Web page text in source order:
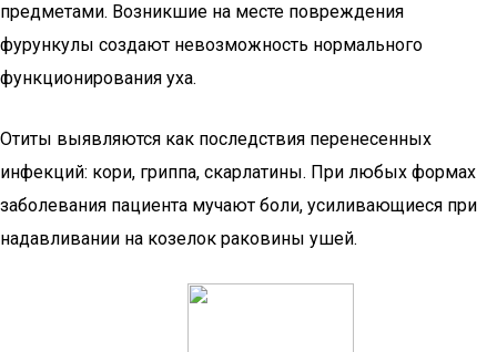
предметами. Возникшие на месте повреждения
фурункулы создают невозможность нормального
функционирования уха.
Отиты выявляются как последствия перенесенных
инфекций: кори, гриппа, скарлатины. При любых формах
заболевания пациента мучают боли, усиливающиеся при
надавливании на козелок раковины ушей.